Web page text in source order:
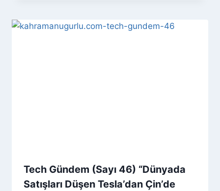
Tech Gündem (Sayı 46) “Dünyada
Satışları Düşen Tesla’dan Çin’de